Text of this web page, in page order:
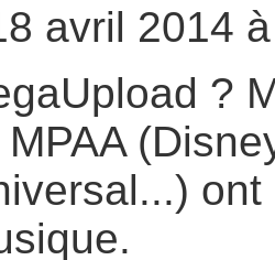
avril 2014
?